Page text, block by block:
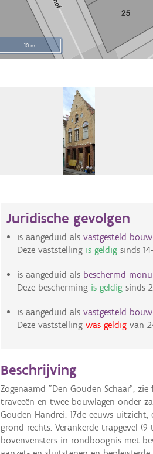
10 m
Juridische gevolgen
is aangeduid als vastgesteld
Deze vaststelling is geldigsinds
is aangeduid als beschermd
Deze bescherming is geldigsinds
is aangeduid als vastgesteld
Deze vaststelling was geldigvan
Beschrijving
Zogenaamd "Den Gouden Schaar",
traveeën en twee bouwlagen onder
Gouden-Handrei. 17de-eeuws
grond rechts. Verankerde trapgevel
bovenvensters in rondboognis met